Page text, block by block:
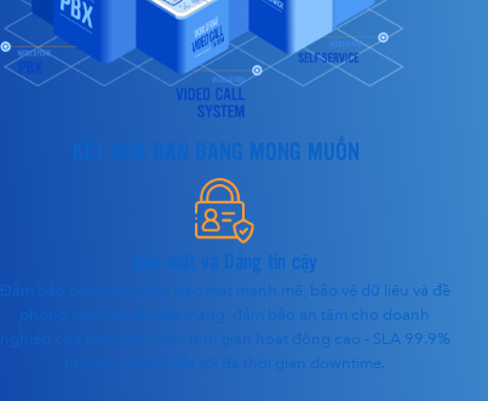
KẾT QUẢ BẠN ĐANG MONG MUỐN
Bảo mật và Đáng tin cậy
Đảm bảo các biện pháp bảo mật mạnh mẽ, bảo vệ dữ liệu và đề
phòng các mối đe dọa mạng, đảm bảo an tâm cho doanh
nghiệp của bạn. Đảm bảo thời gian hoạt động cao - SLA 99.9%
uptime, giảm thiểu tối đa thời gian downtime.